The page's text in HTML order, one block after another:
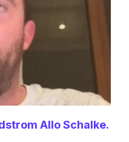
Allo Schalke.